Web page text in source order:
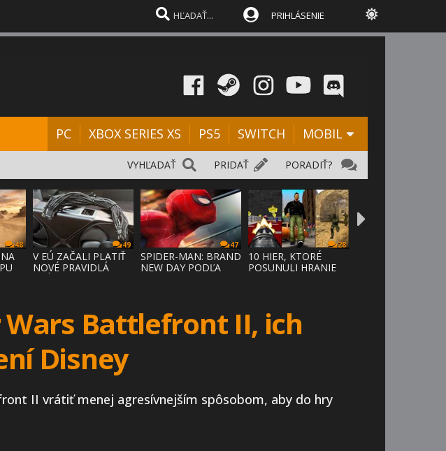
PRIHLÁSENIE
PC XBOX SERIES XS PS5 SWITCH MOBIL
PORADIŤ?
PRIDAŤ
VYHĽADAŤ
48 49
V EÚ ZAČALI PLATIŤ
NOVÉ PRAVIDLÁ
47
SPIDER-MAN: BRAND
NEW DAY PODĽA
28
10 HIER, KTORÉ
POSUNULI HRANIE
Battlefront II, ich
Disney
II vrátiť menej agresívnejším spôsobom, aby do hry